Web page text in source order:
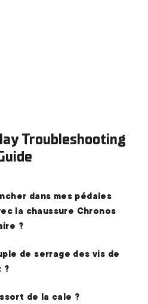
Troubleshooting
dans mes pédales
la chaussure Chronos
?
de serrage des vis de
?
de la cale ?